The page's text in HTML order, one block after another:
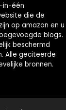
in-één
die de
op amazon en u
blogs.
beschermd
Alle geciteerde
bronnen.